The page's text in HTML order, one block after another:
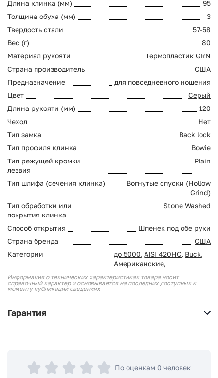
Длина клинка (мм)
95
Толщина обуха (мм)
3
Твердость стали
57-58
Вес (г)
80
Материал рукояти
Термопластик GRN
Страна производитель
США
Предназначение
для повседневного ношения
Цвет
Серый
Длина рукояти (мм)
120
Чехол
Нет
Тип замка
Back lock
Тип профиля клинка
Bowie
Тип режущей кромки
лезвия
Plain
Тип шлифа (сечения клинка)
Вогнутые спуски (Hollow
Grind)
Тип обработки или
покрытия клинка
Stone Washed
Способ открытия
Шпенек под обе руки
Страна бренда
США
Категории
до 5000, AISI 420HC, Buck,
Американские,
Информация о технических характеристиках товара носит
справочный характер и основывается на последних доступных к
моменту публикации сведениях
Гарантия
По оценкам 0 человек